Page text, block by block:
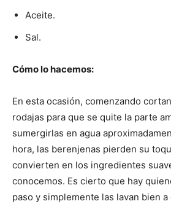
Aceite.
Sal.
Cómo lo hacemos:
En esta ocasión, comenzando
rodajas para que se quite la parte
sumergirlas en agua
hora, las berenjenas pierden su
convierten en los ingredientes
conocemos. Es cierto que hay
paso y simplemente las lavan bien